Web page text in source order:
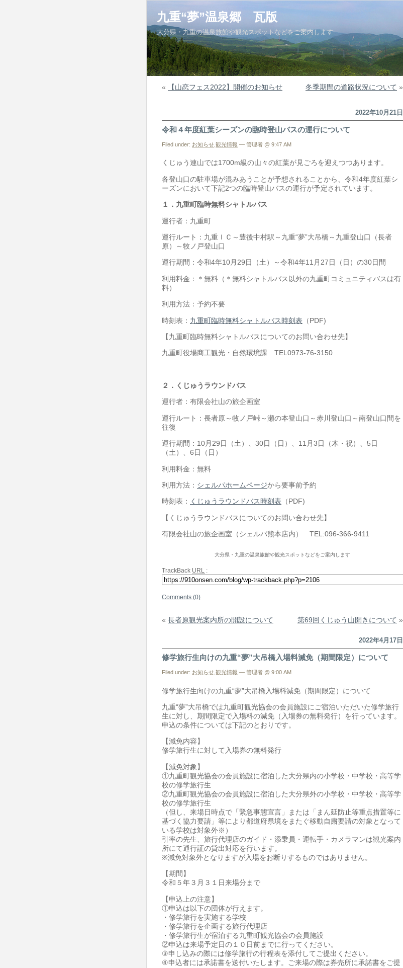
九重“夢”温泉郷 瓦版
大分県・九重の温泉旅館や観光スポットなどをご案内します
« 【山恋フェス2022】開催のお知らせ 冬季期間の道路状況について »
2022年10月21日
令和４年度紅葉シーズンの臨時登山バスの運行について
Filed under: お知らせ 観光情報 — 管理者 @ 9:47 AM
くじゅう連山では1700m級の山々の紅葉が見ごろを迎えつつあります。
各登山口の駐車場が混みあうことが予想されることから、令和4年度紅葉シ
ーズンにおいて下記2つの臨時登山バスの運行が予定されています。
１．九重町臨時無料シャトルバス
運行者：九重町
運行ルート：九重ＩＣ～豊後中村駅～九重“夢”大吊橋～九重登山口（長者
原）～牧ノ戸登山口
運行期間：令和4年10月29日（土）～令和4年11月27日（日）の30日間
利用料金：＊無料（＊無料シャトルバス以外の九重町コミュニティバスは有
料）
利用方法：予約不要
時刻表： 九重町臨時無料シャトルバス時刻表 （PDF)
【九重町臨時無料シャトルバスについてのお問い合わせ先】
九重町役場商工観光・自然環境課 TEL0973-76-3150
２．くじゅうラウンドバス
運行者：有限会社山の旅企画室
運行ルート：長者原～牧ノ戸峠～瀬の本登山口～赤川登山口～南登山口間を
往復
運行期間：10月29日（土）、30日（日）、11月3日（木・祝）、5日
（土）、6日（日）
利用料金：無料
利用方法： シェルパホームページから要事前予約
時刻表： くじゅうラウンドバス時刻表 （PDF)
【くじゅうラウンドバスについてのお問い合わせ先】
有限会社山の旅企画室（シェルパ熊本店内） TEL:096-366-9411
大分県・九重の温泉旅館や観光スポットなどをご案内します
TrackBack URL :
Comments (0)
« 長者原観光案内所の開設について 第69回くじゅう山開きについて »
2022年4月17日
修学旅行生向けの九重“夢”大吊橋入場料減免（期間限定）について
Filed under: お知らせ 観光情報 — 管理者 @ 9:00 AM
修学旅行生向けの九重“夢”大吊橋入場料減免（期間限定）について
九重“夢”大吊橋では九重町観光協会の会員施設にご宿泊いただいた修学旅行
生に対し、期間限定で入場料の減免（入場券の無料発行）を行っています。
申込の条件については下記のとおりです。
【減免内容】
修学旅行生に対して入場券の無料発行
【減免対象】
①九重町観光協会の会員施設に宿泊した大分県内の小学校・中学校・高等学
校の修学旅行生
②九重町観光協会の会員施設に宿泊した大分県外の小学校・中学校・高等学
校の修学旅行生
（但し、来場日時点で「緊急事態宣言」または「まん延防止等重点措置等に
基づく協力要請」等により都道府県境をまたぐ移動自粛要請の対象となって
いる学校は対象外※）
引率の先生、旅行代理店のガイド・添乗員・運転手・カメラマンは観光案内
所にて通行証の貸出対応を行います。
※減免対象外となりますが入場をお断りするものではありません。
【期間】
令和５年３月３１日来場分まで
【申込上の注意】
①申込は以下の団体が行えます。
・修学旅行を実施する学校
・修学旅行を企画する旅行代理店
・修学旅行生が宿泊する九重町観光協会の会員施設
②申込は来場予定日の１０日前までに行ってください。
③申し込みの際には修学旅行の行程表を添付してご提出ください。
④申込者には承諾書を送付いたします。ご来場の際は券売所に承諾書をご提